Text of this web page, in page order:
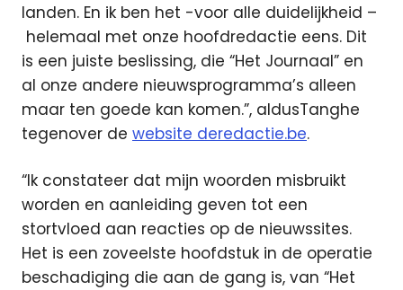
landen. En ik ben het -voor alle duidelijkheid –
helemaal met onze hoofdredactie eens. Dit
is een juiste beslissing, die “Het Journaal” en
al onze andere nieuwsprogramma’s alleen
maar ten goede kan komen.”, aldusTanghe
tegenover de website deredactie.be.
“Ik constateer dat mijn woorden misbruikt
worden en aanleiding geven tot een
stortvloed aan reacties op de nieuwssites.
Het is een zoveelste hoofdstuk in de operatie
beschadiging die aan de gang is, van “Het